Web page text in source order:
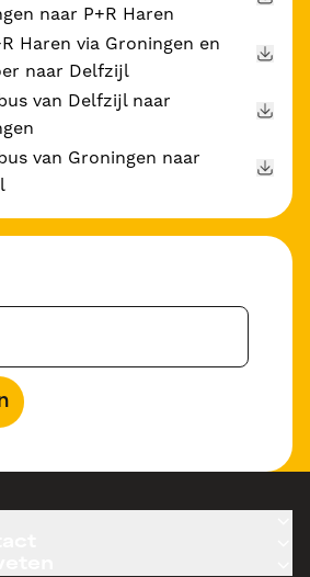
naar P+R Haren
Haren via Groningen en
naar Delfzijl
van Delfzijl naar
van Groningen naar